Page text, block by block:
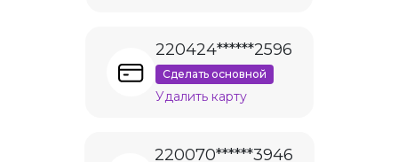
220424******2596
Сделать основной
Удалить карту
220070******3946